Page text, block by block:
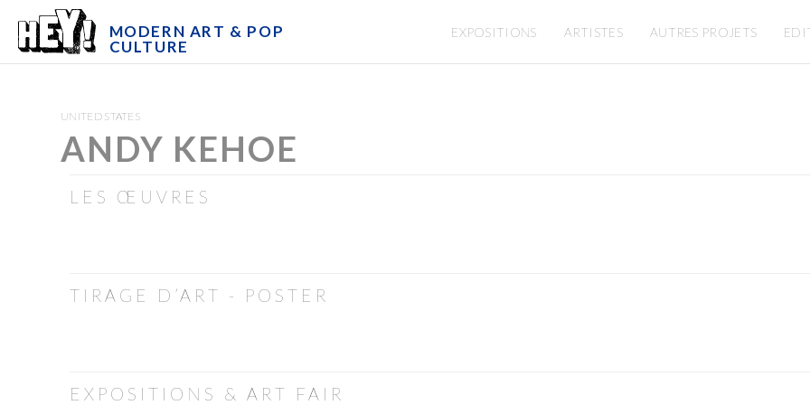
MODERN ART & POP
CULTURE
EXPOSITIONS ARTISTES AUTRES PROJETS
UNITED STATES
ANDY KEHOE
LES ŒUVRES
TIRAGE D’ART - POSTER
EXPOSITIONS & ART FAIR